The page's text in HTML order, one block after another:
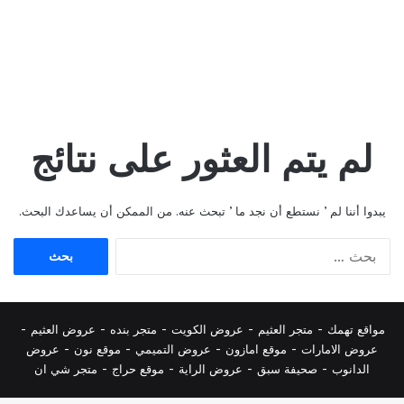
لم يتم العثور على نتائج
يبدوا أننا لم ’ نستطع أن نجد ما ’ تبحث عنه. من الممكن أن يساعدك البحث.
مواقع تهمك - متجر العثيم - عروض الكويت - متجر بنده - عروض العثيم -
عروض الامارات - موقع امازون - عروض التميمي - موقع نون - عروض
الدانوب - صحيفة سبق - عروض الراية - موقع حراج - متجر شي ان